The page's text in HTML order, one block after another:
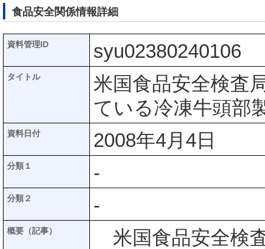
食品安全関係情報詳細
資料管理ID syu02380240106
タイトル
米国食品安全検査
ている冷凍牛頭部
資料日付 2008年4月4日
分類１ -
分類２ -
概要（記事）
米国食品安全検